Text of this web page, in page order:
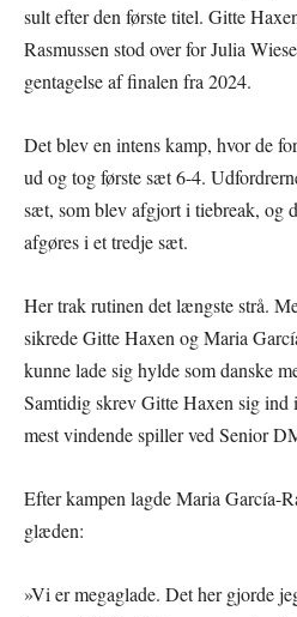
sult efter den første titel. Gitte
Rasmussen stod over for Julia
gentagelse af finalen fra 2024.
Det blev en intens kamp, hvor de
ud og tog første sæt 6-4.
sæt, som blev afgjort i tiebreak, og
afgøres i et tredje sæt.
Her trak rutinen det længste strå.
sikrede Gitte Haxen og Maria
kunne lade sig hylde som danske
Samtidig skrev Gitte Haxen sig ind
mest vindende spiller ved Senior
Efter kampen lagde Maria García-
glæden:
»Vi er megaglade. Det her gjorde